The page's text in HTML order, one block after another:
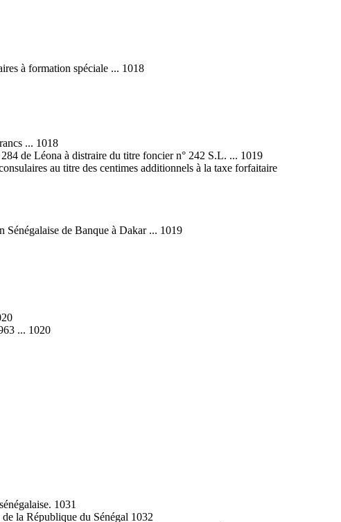
à formation spéciale ... 1018
... 1018
de Léona à distraire du titre foncier n° 242 S.L. ... 1019
au titre des centimes additionnels à la taxe forfaitaire
de Banque à Dakar ... 1019
... 1020
1031
la République du Sénégal 1032